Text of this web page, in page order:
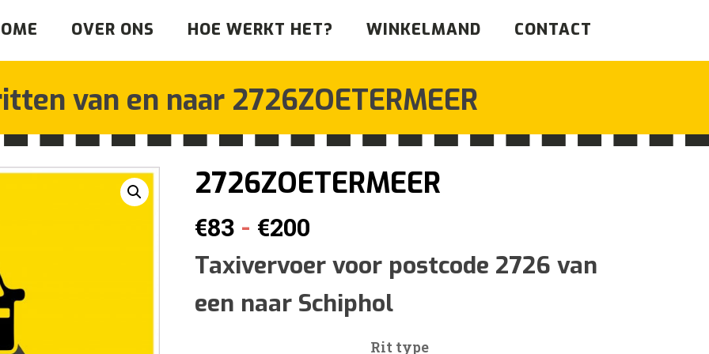
OVER ONS HOE WERKT HET? WINKELMAND CONTACT
van en naar 2726ZOETERMEER
2726ZOETERMEER
€83 - €200Prijsklasse:
€83
tot
Taxivervoer voor postcode 2726 van
een naar Schiphol
Rit type